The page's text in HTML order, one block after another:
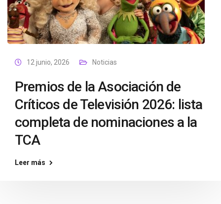
12 junio, 2026 Noticias
Premios de la Asociación de
Críticos de Televisión 2026: lista
completa de nominaciones a la
TCA
Leer más